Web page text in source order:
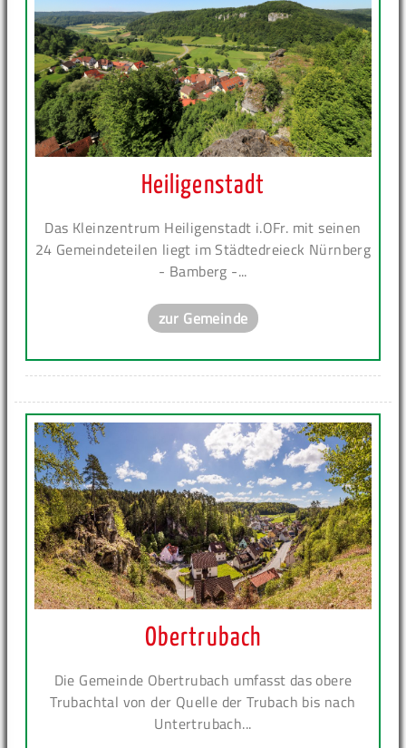
Heiligenstadt
Das Kleinzentrum Heiligenstadt i.OFr. mit seinen
24 Gemeindeteilen liegt im Städtedreieck Nürnberg
- Bamberg -...
zur Gemeinde
Obertrubach
Die Gemeinde Obertrubach umfasst das obere
Trubachtal von der Quelle der Trubach bis nach
Untertrubach...